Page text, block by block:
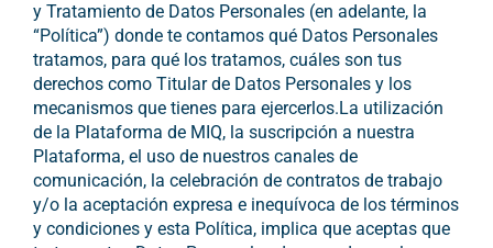
y Tratamiento de Datos Personales (en adelante, la
“Política”) donde te contamos qué Datos Personales
tratamos, para qué los tratamos, cuáles son tus
derechos como Titular de Datos Personales y los
mecanismos que tienes para ejercerlos.La utilización
de la Plataforma de MIQ, la suscripción a nuestra
Plataforma, el uso de nuestros canales de
comunicación, la celebración de contratos de trabajo
y/o la aceptación expresa e inequívoca de los términos
y condiciones y esta Política, implica que aceptas que